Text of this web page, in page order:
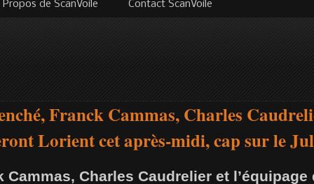
Propos de ScanVoile Contact ScanVoile
Franck Cammas, Charles
Lorient cet après-midi, cap sur le
Cammas, Charles Caudrelier et